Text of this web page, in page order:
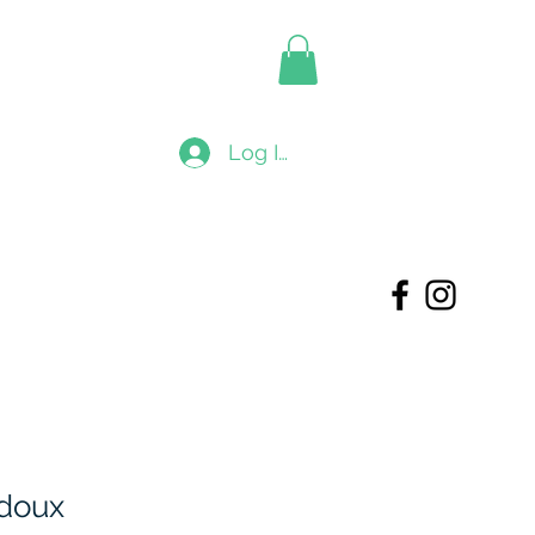
Log In